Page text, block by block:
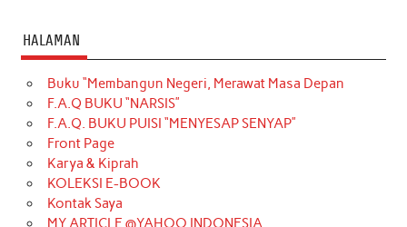
c
e
b
o
o
k
t
a
g
r
a
m
T
o
k
t
e
r
k
e
d
t
t
e
T
u
b
HALAMAN
Buku “Membangun Negeri, Merawat Masa Depan
F.A.Q BUKU “NARSIS”
F.A.Q. BUKU PUISI “MENYESAP SENYAP”
Front Page
Karya & Kiprah
KOLEKSI E-BOOK
Kontak Saya
MY ARTICLE @YAHOO INDONESIA